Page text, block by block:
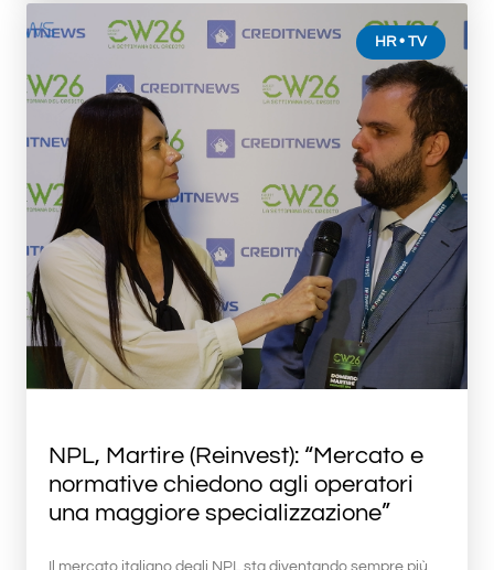
NPL, Martire (Reinvest): “Mercato e
normative chiedono agli operatori
una maggiore specializzazione”
Il mercato italiano degli NPL sta diventando sempre più
HR • TV